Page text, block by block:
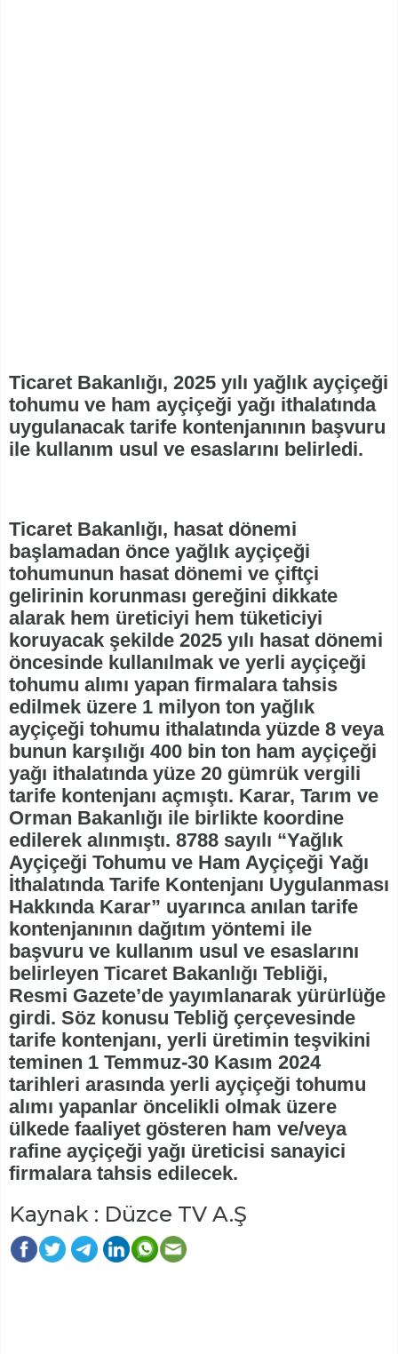
Ticaret Bakanlığı, 2025 yılı yağlık ayçiçeği
tohumu ve ham ayçiçeği yağı ithalatında
uygulanacak tarife kontenjanının başvuru
ile kullanım usul ve esaslarını belirledi.
Ticaret Bakanlığı, hasat dönemi
başlamadan önce yağlık ayçiçeği
tohumunun hasat dönemi ve çiftçi
gelirinin korunması gereğini dikkate
alarak hem üreticiyi hem tüketiciyi
koruyacak şekilde 2025 yılı hasat dönemi
öncesinde kullanılmak ve yerli ayçiçeği
tohumu alımı yapan firmalara tahsis
edilmek üzere 1 milyon ton yağlık
ayçiçeği tohumu ithalatında yüzde 8 veya
bunun karşılığı 400 bin ton ham ayçiçeği
yağı ithalatında yüze 20 gümrük vergili
tarife kontenjanı açmıştı. Karar, Tarım ve
Orman Bakanlığı ile birlikte koordine
edilerek alınmıştı. 8788 sayılı “Yağlık
Ayçiçeği Tohumu ve Ham Ayçiçeği Yağı
İthalatında Tarife Kontenjanı Uygulanması
Hakkında Karar” uyarınca anılan tarife
kontenjanının dağıtım yöntemi ile
başvuru ve kullanım usul ve esaslarını
belirleyen Ticaret Bakanlığı Tebliği,
Resmi Gazete’de yayımlanarak yürürlüğe
girdi. Söz konusu Tebliğ çerçevesinde
tarife kontenjanı, yerli üretimin teşvikini
teminen 1 Temmuz-30 Kasım 2024
tarihleri arasında yerli ayçiçeği tohumu
alımı yapanlar öncelikli olmak üzere
ülkede faaliyet gösteren ham ve/veya
rafine ayçiçeği yağı üreticisi sanayici
firmalara tahsis edilecek.
Kaynak : Düzce TV A.Ş